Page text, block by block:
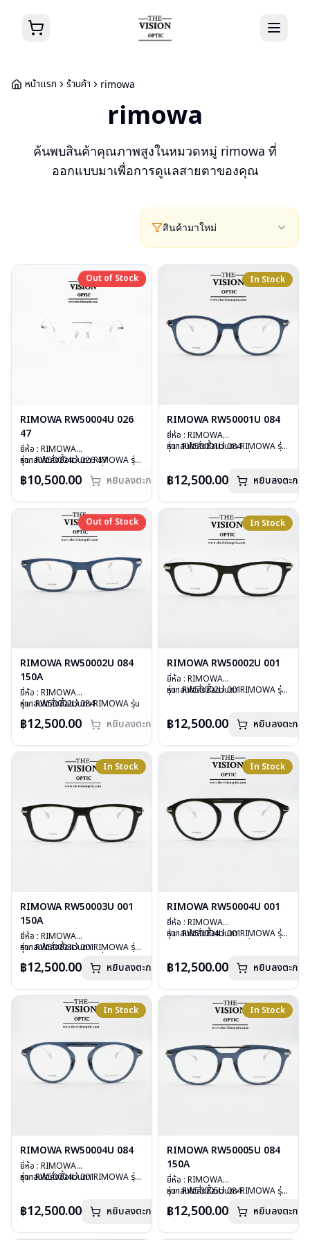
หน้าแรก ร้านค้า rimowa
rimowa
ค้นพบสินค้าคุณภาพสูงในหมวดหมู่ rimowa ที่
ออกแบบมาเพื่อการดูแลสายตาของคุณ
สินค้ามาใหม่
Out of Stock
Out of Stock
RIMOWA RW50004U 026
47
ยี่ห้อ : RIMOWA
รุ่น : RW50004U 026 47
เลนส์ : Demo Lens
น้ำหนัก : 19 กรัม
อุปกรณ์ : กล่องแว่น , ผ้าเช็ดแว่น
การรับประกัน : 1 ปี
หากสนใจสั่งชื้อแว่นตา RIMOWA รุ่น
กรุณาติดต่อเราคลิก
฿10,500.00 หยิบลงตะกร้า
In Stock
RIMOWA RW50001U 084
ยี่ห้อ : RIMOWA
รุ่น : RW50001U 084
บานพับ : ไม่มีสปริง
อุปกรณ์ : กล่องแว่น, กล่องกระดาษ,
การรับประกัน : 1 ปี
หากสนใจสั่งชื้อแว่นตา RIMOWA รุ่น
฿12,500.00 หยิบลงตะกร้า
Out of Stock
Out of Stock
RIMOWA RW50002U 084
150A
ยี่ห้อ : RIMOWA
รุ่น : RW50002U 084
เลนส์ : Demo Lens
น้ำหนัก : 18 กรัม
อุปกรณ์ : กล่องแว่น, กล่องกระดาษ,
การรับประกัน : 1 ปี
หากสนใจสั่งชื้อแว่นตา RIMOWA รุ่น
กรุณาติดต่อเราคลิก
สั่งกรุณาติดต่อเราคลิก
฿12,500.00 หยิบลงตะกร้า
In Stock
RIMOWA RW50002U 001
ยี่ห้อ : RIMOWA
รุ่น : RW50002U 001
บานพับ : ไม่มีสปริง
อุปกรณ์ : กล่องแว่น, กล่องกระดาษ,
การรับประกัน : 1 ปี
หากสนใจสั่งชื้อแว่นตา RIMOWA รุ่น
฿12,500.00 หยิบลงตะกร้า
In Stock
RIMOWA RW50003U 001
150A
ยี่ห้อ : RIMOWA
รุ่น : RW50003U 001
เลนส์ : Demo Lens
น้ำหนัก : 23 กรัม
อุปกรณ์ : กล่องแว่น, กล่องกระดาษ,
การรับประกัน : 1 ปี
หากสนใจสั่งชื้อแว่นตา RIMOWA รุ่น
กรุณาติดต่อเราคลิก
฿12,500.00 หยิบลงตะกร้า
In Stock
RIMOWA RW50004U 001
ยี่ห้อ : RIMOWA
รุ่น : RW50004U 001
บานพับ : ไม่มีสปริง
อุปกรณ์ : กล่องแว่น, กล่องกระดาษ,
การรับประกัน : 1 ปี
หากสนใจสั่งชื้อแว่นตา RIMOWA รุ่น
฿12,500.00 หยิบลงตะกร้า
In Stock
RIMOWA RW50004U 084
ยี่ห้อ : RIMOWA
รุ่น : RW50004U 001
บานพับ : ไม่มีสปริง
อุปกรณ์ : กล่องแว่น, กล่องกระดาษ,
หากสนใจสั่งชื้อแว่นตา RIMOWA รุ่น
฿12,500.00 หยิบลงตะกร้า
In Stock
RIMOWA RW50005U 084
150A
ยี่ห้อ : RIMOWA
รุ่น : RW50005U 084
เลนส์ : Demo Lens
น้ำหนัก : 20 กรัม
หากสนใจสั่งชื้อแว่นตา RIMOWA รุ่น
กรุณาติดต่อเราคลิก
฿12,500.00 หยิบลงตะกร้า